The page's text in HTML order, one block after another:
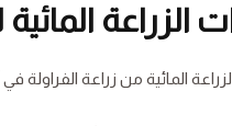
الزراعة المائية
المائية من زراعة الفراولة